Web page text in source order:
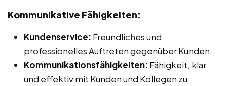
Kommunikative Fähigkeiten:
Kundenservice: Freundliches und
professionelles Auftreten gegenüber Kunden.
Kommunikationsfähigkeiten: Fähigkeit, klar
und effektiv mit Kunden und Kollegen zu